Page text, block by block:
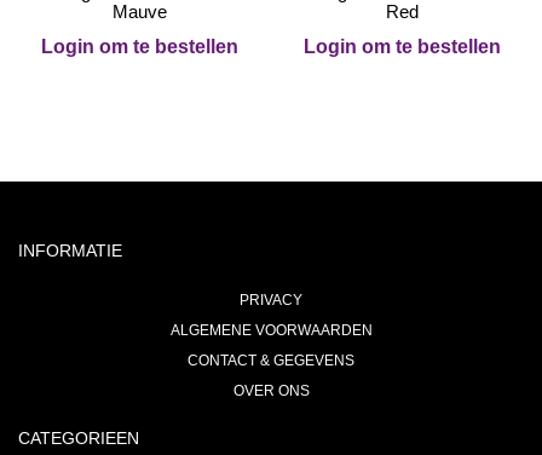
Mauve
Login om te bestellen
Red
Login om te bestellen
INFORMATIE
PRIVACY
ALGEMENE VOORWAARDEN
CONTACT & GEGEVENS
OVER ONS
CATEGORIEEN